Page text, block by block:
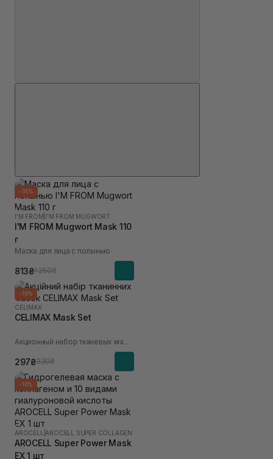
-35%
I'M FROM I'M FROM MUGWORT
I'M FROM Mugwort Mask 110
г
Маска для лица с полынью
813₴1 250₴
-10%
CELIMAX
CELIMAX Mask Set
Акционный набор тканевых масок
297₴330₴
-10%
AROCELL AROCELL SUPER COLLAGEN
AROCELL Super Power Mask
EX 1 шт